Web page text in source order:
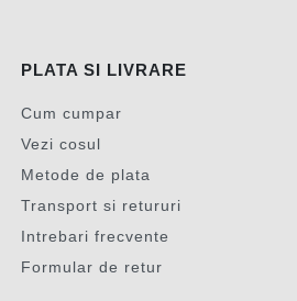
PLATA SI LIVRARE
Cum cumpar
Vezi cosul
Metode de plata
Transport si retururi
Intrebari frecvente
Formular de retur